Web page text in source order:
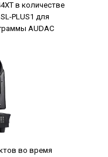
в количестве
PLUS1 для
AUDAC
во время